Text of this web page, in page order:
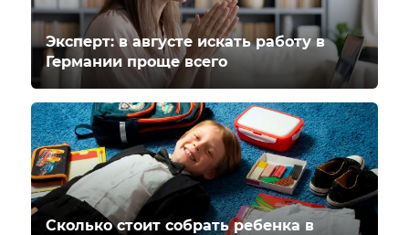
Эксперт: в августе искать работу в
Германии проще всего
Сколько стоит собрать ребенка в